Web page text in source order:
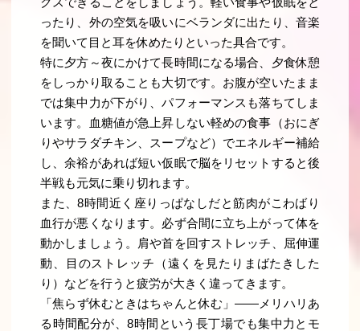
ったり、外の空気を吸いにベランダに出たり、音楽
を聞いて目と耳を休めたりといった具合です。
特に夕方～夜にかけて長時間になる場合、夕食休憩
をしっかり取ることも大切です。お腹が空いたまま
では集中力が下がり、パフォーマンスも落ちてしま
います。血糖値が急上昇しない軽めの食事（おにぎ
りやサラダチキン、スープなど）でエネルギー補給
し、余裕があれば短い仮眠で脳をリセットすると後
半戦も元気に乗り切れます。
また、8時間近く座りっぱなしだと筋肉がこわばり
血行が悪くなります。必ず合間に立ち上がって体を
動かしましょう。肩や首を回すストレッチ、屈伸運
動、目のストレッチ（遠くを見たりまばたきした
り）などを行うと疲労が大きく違ってきます。
「焦らず休むときはちゃんと休む」――メリハリあ
る時間配分が、8時間という長丁場でも集中力とモ